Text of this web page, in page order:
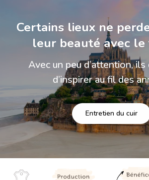
Certains lieux ne
leur beauté avec le
Avec un peu d’attention,
d’inspirer au fil des
Entretien du cuir